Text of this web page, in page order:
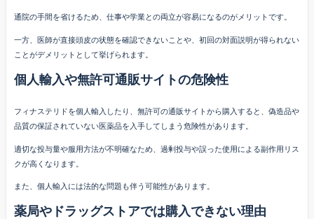
通院の手間を省けるため、仕事や学業との両立が容易になるのがメリットです。
一方、医師が直接頭皮の状態を確認できないことや、初回の対面説明が得られない
ことがデメリットとして挙げられます。
個人輸入や無許可通販サイトの危険性
フィナステリドを個人輸入したり、無許可の通販サイトから購入すると、偽造品や
品質の保証されていない医薬品を入手してしまう危険性があります。
適切な投与量や服用方法が不明確なため、過剰投与や誤った使用による副作用リス
クが高くなります。
また、個人輸入には法的な問題も伴う可能性があります。
薬局やドラッグストアでは購入できない理由